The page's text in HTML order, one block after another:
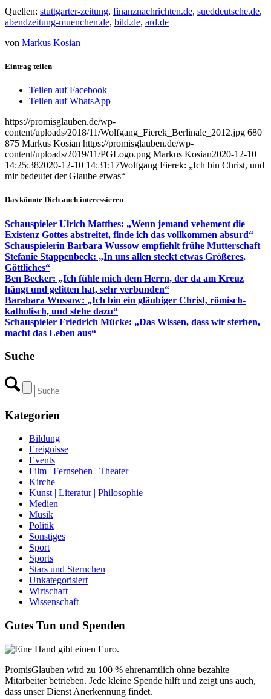
Quellen: stuttgarter-zeitung, finanznachrichten.de, sueddeutsche.de,
abendzeitung-muenchen.de, bild.de, ard.de
von Markus Kosian
Eintrag teilen
Teilen auf Facebook
Teilen auf WhatsApp
https://promisglauben.de/wp-
content/uploads/2018/11/Wolfgang_Fierek_Berlinale_2012.jpg 680
875 Markus Kosian https://promisglauben.de/wp-
content/uploads/2019/11/PGLogo.png Markus Kosian2020-12-10
14:25:382020-12-10 14:31:17Wolfgang Fierek: „Ich bin Christ, und
mir bedeutet der Glaube etwas“
Das könnte Dich auch interessieren
Schauspieler Ulrich Matthes: „Wenn jemand vehement die
Existenz Gottes abstreitet, finde ich das vollkommen absurd“
Schauspielerin Barbara Wussow empfiehlt frühe Mutterschaft
Stefanie Stappenbeck: „In uns allen steckt etwas Größeres,
Göttliches“
Ben Becker: „Ich fühle mich dem Herrn, der da am Kreuz
hängt und gelitten hat, sehr verbunden“
Barabara Wussow: „Ich bin ein gläubiger Christ, römisch-
katholisch, und stehe dazu“
Schauspieler Friedrich Mücke: „Das Wissen, dass wir sterben,
macht das Leben aus“
Suche
Kategorien
Bildung
Ereignisse
Events
Film | Fernsehen | Theater
Kirche
Kunst | Literatur | Philosophie
Medien
Musik
Politik
Sonstiges
Sport
Sports
Stars und Sternchen
Unkategorisiert
Wirtschaft
Wissenschaft
Gutes Tun und Spenden
PromisGlauben wird zu 100 % ehrenamtlich ohne bezahlte
Mitarbeiter betrieben. Jede kleine Spende hilft und zeigt uns auch,
dass unser Dienst Anerkennung findet.